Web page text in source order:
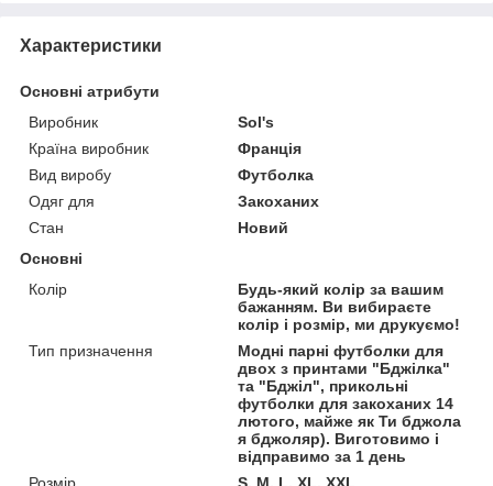
Характеристики
Основні атрибути
Виробник
Sol's
Країна виробник
Франція
Вид виробу
Футболка
Одяг для
Закоханих
Стан
Новий
Основні
Колір
Будь-який колір за вашим
бажанням. Ви вибираєте
колір і розмір, ми друкуємо!
Тип призначення
Модні парні футболки для
двох з принтами "Бджілка"
та "Бджіл", прикольні
футболки для закоханих 14
лютого, майже як Ти бджола
я бджоляр). Виготовимо і
відправимо за 1 день
Розмір
S, M, L, XL, XXL